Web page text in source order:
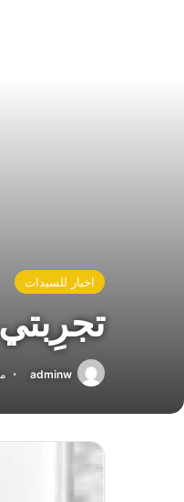
اخبار للسيدات
adminw